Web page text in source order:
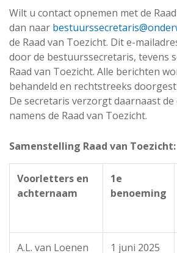
Wilt u contact opnemen met de
dan naar
de Raad van Toezicht. Dit e-
door de bestuurssecretaris, tevens
Raad van Toezicht. Alle berichten
behandeld en rechtstreeks
De secretaris verzorgt daarnaast de
namens de Raad van Toezicht.
Samenstelling Raad van Toezicht:
Voorletters en
achternaam
1e
benoeming
A.L. van Loenen
1 juni 2025